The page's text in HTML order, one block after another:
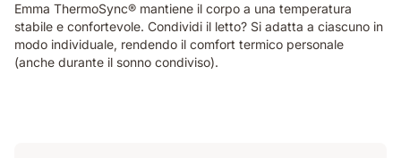
Emma ThermoSync® mantiene il corpo a una temperatura
stabile e confortevole. Condividi il letto? Si adatta a ciascuno in
modo individuale, rendendo il comfort termico personale
(anche durante il sonno condiviso).